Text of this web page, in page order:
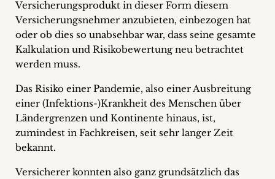
Versicherungsprodukt in dieser Form diesem
Versicherungsnehmer anzubieten, einbezogen hat
oder ob dies so unabsehbar war, dass seine gesamte
Kalkulation und Risikobewertung neu betrachtet
werden muss.
Das Risiko einer Pandemie, also einer Ausbreitung
einer (Infektions-)Krankheit des Menschen über
Ländergrenzen und Kontinente hinaus, ist,
zumindest in Fachkreisen, seit sehr langer Zeit
bekannt.
Versicherer konnten also ganz grundsätzlich das